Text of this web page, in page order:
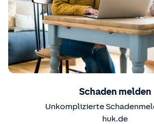
Schaden melden
Unkomplizierte
huk.de